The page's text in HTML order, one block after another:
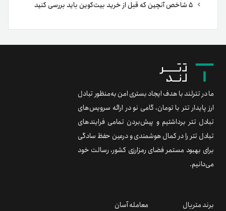
ما در تترلند با هدف ایجاد بستری امن به‌منظور تبادل
ارز پایدار تتر با تومان، گامی نو در ارائه سرویس‌های
تبادل تتر برداشتیم و پیش‌بردن تمامی فرایندهای
تبادل تتر را در کمال هوشمندی و درعین حفظ سادگی
برای بهبود مستمر فضای رمزارزی کشور، رسالت خود
می‌دانیم.
برند متریال معامله آسان